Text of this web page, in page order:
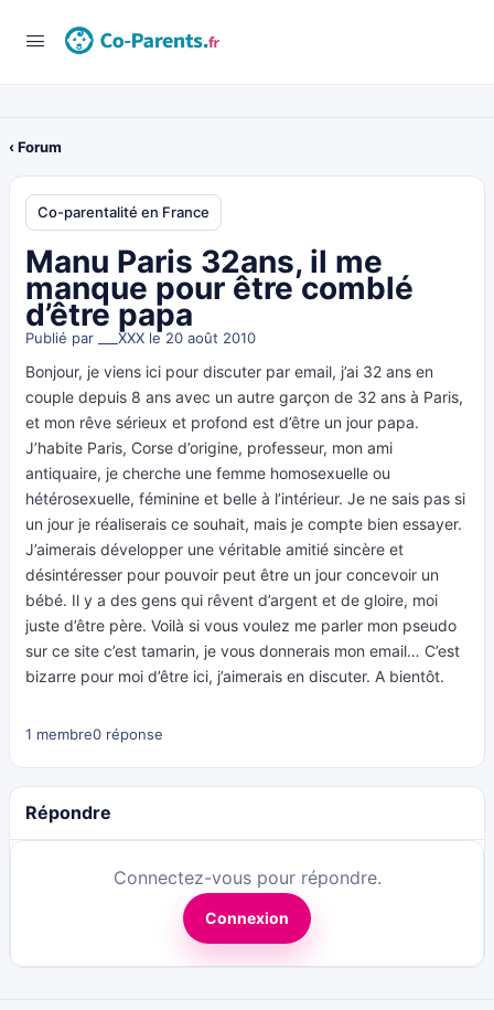
‹ Forum
Co-parentalité en France
Manu Paris 32ans, il me
manque pour être comblé
d’être papa
Publié par ___XXX le 20 août 2010
Bonjour, je viens ici pour discuter par email, j’ai 32 ans en
couple depuis 8 ans avec un autre garçon de 32 ans à Paris,
et mon rêve sérieux et profond est d’être un jour papa.
J’habite Paris, Corse d’origine, professeur, mon ami
antiquaire, je cherche une femme homosexuelle ou
hétérosexuelle, féminine et belle à l’intérieur. Je ne sais pas si
un jour je réaliserais ce souhait, mais je compte bien essayer.
J’aimerais développer une véritable amitié sincère et
désintéresser pour pouvoir peut être un jour concevoir un
bébé. Il y a des gens qui rêvent d’argent et de gloire, moi
juste d’être père. Voilà si vous voulez me parler mon pseudo
sur ce site c’est tamarin, je vous donnerais mon email… C’est
bizarre pour moi d’être ici, j’aimerais en discuter. A bientôt.
1 membre0 réponse
Répondre
Connectez-vous pour répondre.
Connexion